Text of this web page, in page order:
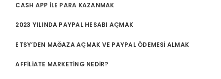
CASH APP ILE PARA KAZANMAK
2023 YILINDA PAYPAL HESABI AÇMAK
ETSY’DEN MAĞAZA AÇMAK VE PAYPAL ÖDEMESI ALMAK
AFFILIATE MARKETING NEDIR?